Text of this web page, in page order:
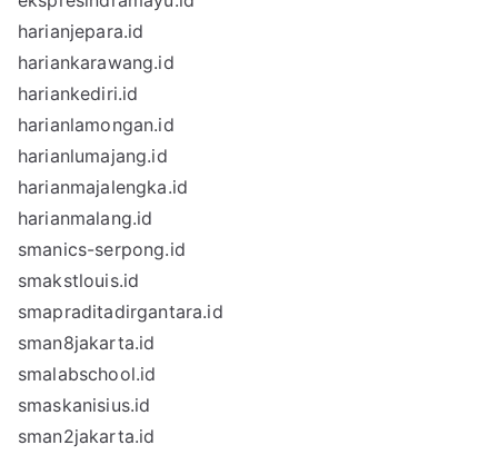
harianjepara.id
hariankarawang.id
hariankediri.id
harianlamongan.id
harianlumajang.id
harianmajalengka.id
harianmalang.id
smanics-serpong.id
smakstlouis.id
smapraditadirgantara.id
sman8jakarta.id
smalabschool.id
smaskanisius.id
sman2jakarta.id